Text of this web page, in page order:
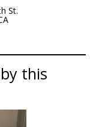
St.
this